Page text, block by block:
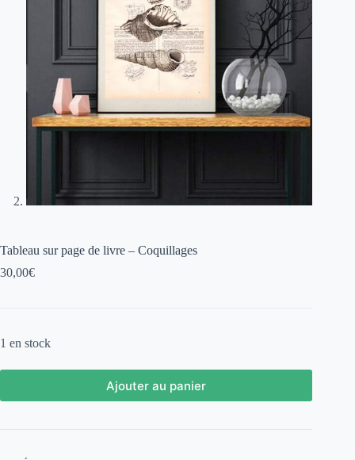
Tableau sur page de livre – Coquillages
30,00€
1 en stock
Ajouter au panier